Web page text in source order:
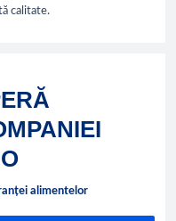
calitate.
alimentelor